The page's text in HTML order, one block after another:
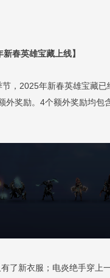
春英雄宝藏上线】
，2025年新春英雄宝藏
外奖励。4个额外奖励均
了新衣服；电炎绝手穿